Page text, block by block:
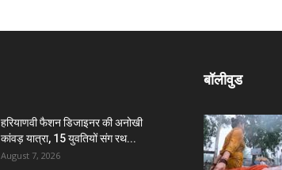
हरियाणवी फैशन डिजाइनर की अनोखी
कांवड़ यात्रा, 15 युवतियों संग रथ...
August 7, 2026
बॉलीवुड